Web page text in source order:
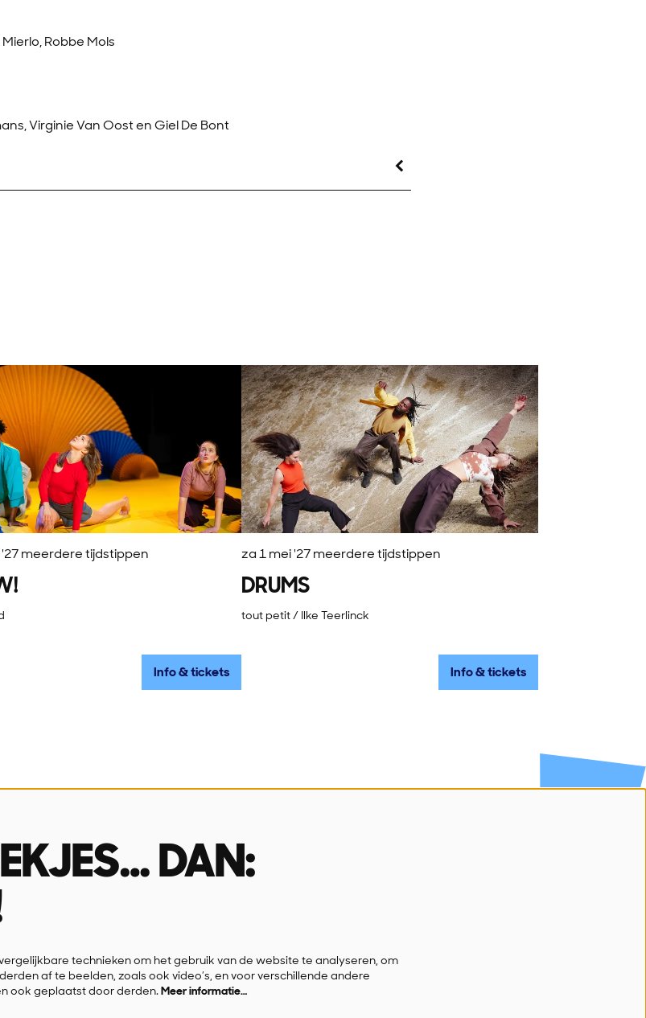
Robbe Mols
Virginie Van Oost en Giel De Bont
meerdere tijdstippen
Info & tickets
DRUMS
tout petit / Ilke Teerlinck
za 1 mei '27meerdere tijdstippen
Info & tickets
Wie is wie
Contact
Ik wil nieuws!
DAN:
technieken om het gebruik van de website te analyseren, om
af te beelden, zoals ook video’s, en voor verschillende andere
ook geplaatst door derden.Meer informatie…